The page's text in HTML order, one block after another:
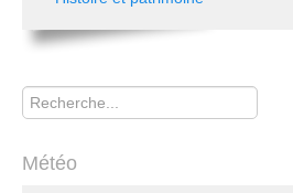
Rechercher
Météo